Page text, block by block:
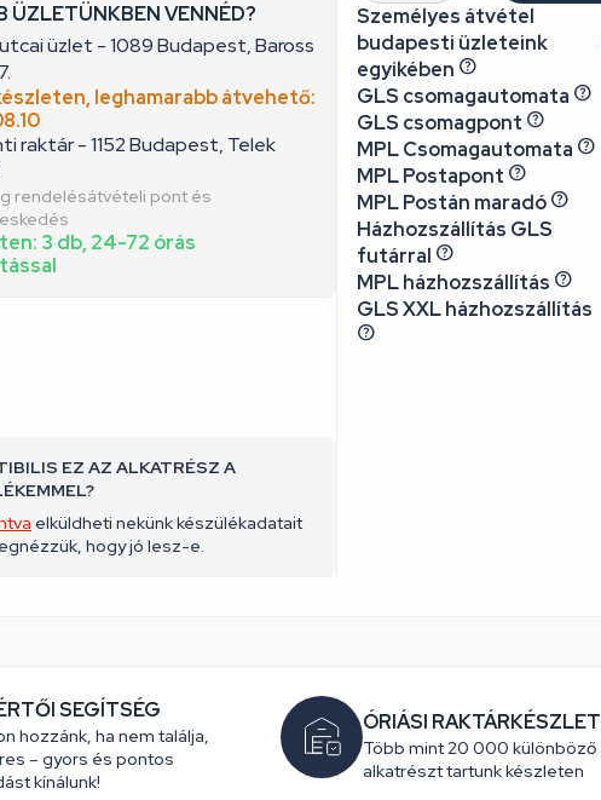
ÜZLETÜNKBEN VENNÉD?
üzlet - 1089 Budapest, Baross
leghamarabb átvehető:
raktár - 1152 Budapest, Telek
rendelésátvételi pont és
3 db, 24-72 órás
EZ AZ ALKATRÉSZ A
elküldheti nekünk készülékadatait
hogy jó lesz-e.
Személyes átvétel
budapesti üzleteink
egyikében
GLS csomagautomata
GLS csomagpont
MPL Csomagautomata
MPL Postapont
MPL Postán maradó
Házhozszállítás GLS
futárral
MPL házhozszállítás
GLS XXL házhozszállítás
SEGÍTSÉG
hozzánk, ha nem találja,
– gyors és pontos
kínálunk!
ÓRIÁSI RAKTÁRKÉSZLET
Több mint 20 000 különböző
alkatrészt tartunk készleten